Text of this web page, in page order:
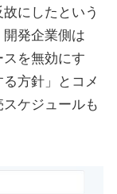
にしたという
発企業側は
スを無効にす
方針」とコメ
ケジュールも